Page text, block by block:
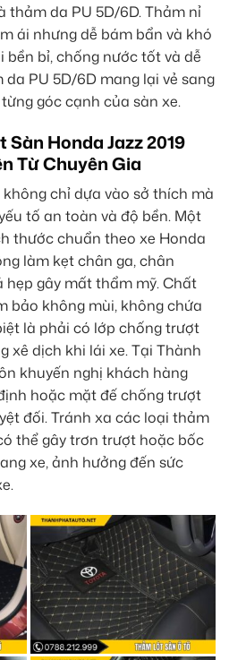
thảm da PU 5D/6D. Thảm nỉ
ái nhưng dễ bám bẩn và khó
bền bỉ, chống nước tốt và dễ
PU 5D/6D mang lại vẻ sang
góc cạnh của sàn xe.
Honda Jazz 2019
Từ Chuyên Gia
chỉ dựa vào sở thích mà
tố an toàn và độ bền. Một
thước chuẩn theo xe Honda
làm kẹt chân ga, chân
hẹp gây mất thẩm mỹ. Chất
bảo không mùi, không chứa
là phải có lớp chống trượt
xê dịch khi lái xe. Tại Thành
khuyến nghị khách hàng
hoặc mặt đế chống trượt
đối. Tránh xa các loại thảm
thể gây trơn trượt hoặc bốc
xe, ảnh hưởng đến sức